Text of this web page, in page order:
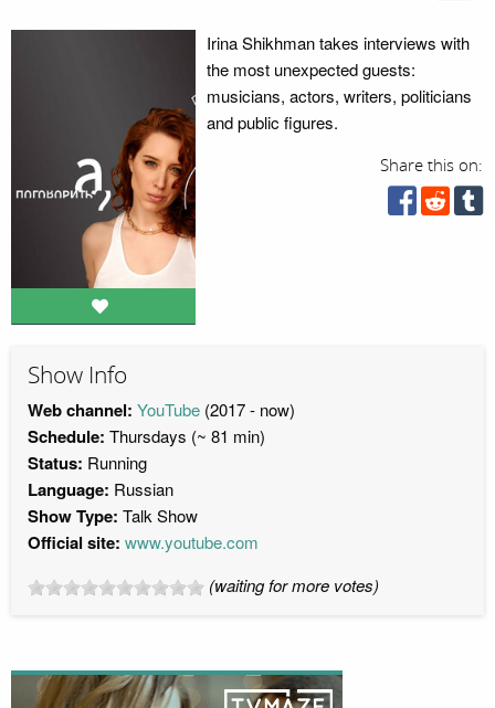
Irina Shikhman takes interviews with
the most unexpected guests:
musicians, actors, writers, politicians
and public figures.
Share this on:
Show Info
Web channel: YouTube (2017 - now)
Schedule: Thursdays (~ 81 min)
Status: Running
Language: Russian
Show Type: Talk Show
Official site: www.youtube.com
(waiting for more votes)